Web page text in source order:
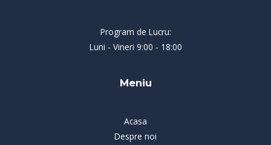
Program de Lucru:
Luni - Vineri 9:00 - 18:00
Meniu
Acasa
Despre noi